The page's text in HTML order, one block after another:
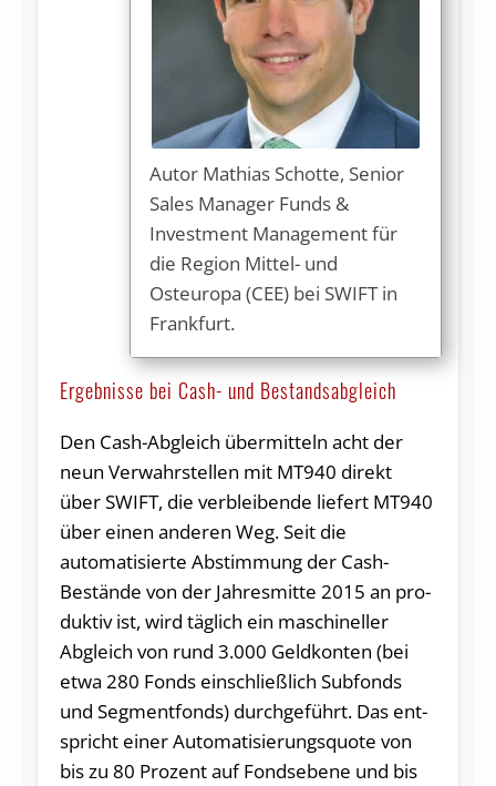
Autor Mathias Schotte, Senior
Sales Manager Funds &
Investment Management für
die Region Mittel- und
Osteuropa (CEE) bei SWIFT in
Frankfurt.
Ergebnisse bei Cash- und Bestandsabgleich
Den Cash-Abgleich übermit­teln acht der
neun Verwahr­stel­len mit MT940 direkt
über SWIFT, die ver­bleiben­de liefert MT940
über ei­nen an­de­ren Weg. Seit die
automatisier­te Ab­stimmung der Cash-
Bestän­de von der Jah­res­mitte 2015 an pro­
duktiv ist, wird täglich ein ma­schi­nel­ler
Abgleich von rund 3.000 Geldkon­ten (bei
etwa 280 Fonds ein­schließlich Subfonds
und Segmentfonds) durch­geführt. Das ent­
spricht ei­ner Automatisierungs­quote von
bis zu 80 Pro­zent auf Fonds­ebe­ne und bis